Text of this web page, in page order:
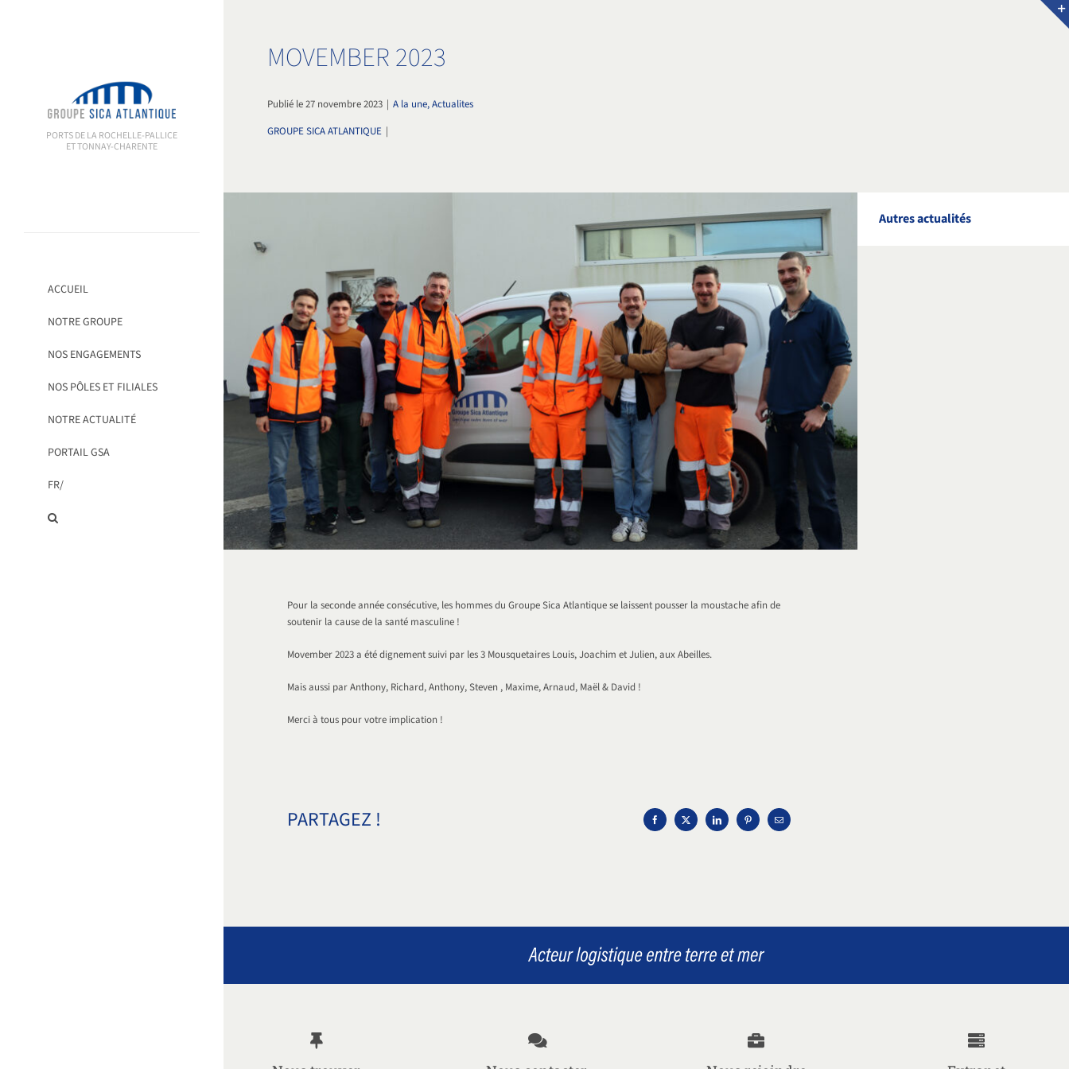
PORTS DE LA ROCHELLE-PALLICE
ET TONNAY-CHARENTE
ACCUEIL
NOTRE GROUPE
NOS ENGAGEMENTS
NOS PÔLES ET FILIALES
NOTRE ACTUALITÉ
PORTAIL GSA
FR/
MOVEMBER 2023
Publié le 27 novembre 2023 | A la une, Actualites
GROUPE SICA ATLANTIQUE |
Pour la seconde année consécutive, les hommes du Groupe Sica Atlantique se laissent pousser la moustache afin de
soutenir la cause de la santé masculine !
Movember 2023 a été dignement suivi par les 3 Mousquetaires Louis, Joachim et Julien, aux Abeilles.
Mais aussi par Anthony, Richard, Anthony, Steven , Maxime, Arnaud, Maël & David !
Merci à tous pour votre implication !
PARTAGEZ !
Autres actualités